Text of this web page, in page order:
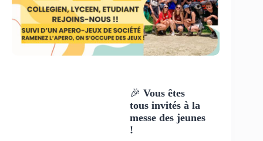
🎉Vous êtes
tous invités à la
messe des jeunes
!